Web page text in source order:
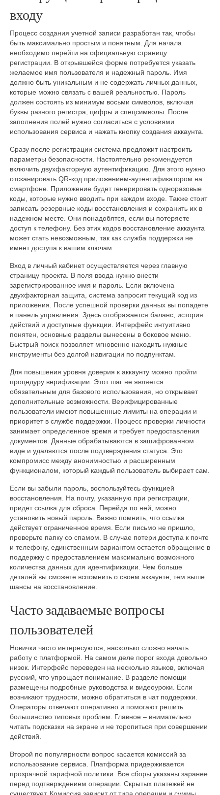
входу
Процесс создания учетной записи разработан так, чтобы
быть максимально простым и понятным. Для начала
необходимо перейти на официальную страницу
регистрации. В открывшейся форме потребуется указать
желаемое имя пользователя и надежный пароль. Имя
должно быть уникальным и не содержать личных данных,
которые можно связать с вашей реальностью. Пароль
должен состоять из минимум восьми символов, включая
буквы разного регистра, цифры и спецсимволы. После
заполнения полей нужно согласиться с условиями
использования сервиса и нажать кнопку создания аккаунта.
Сразу после регистрации система предложит настроить
параметры безопасности. Настоятельно рекомендуется
включить двухфакторную аутентификацию. Для этого нужно
отсканировать QR-код приложением-аутентификатором на
смартфоне. Приложение будет генерировать одноразовые
коды, которые нужно вводить при каждом входе. Также стоит
записать резервные коды восстановления и сохранить их в
надежном месте. Они понадобятся, если вы потеряете
доступ к телефону. Без этих кодов восстановление аккаунта
может стать невозможным, так как служба поддержки не
имеет доступа к вашим ключам.
Вход в личный кабинет осуществляется через главную
страницу проекта. В поля ввода нужно внести
зарегистрированное имя и пароль. Если включена
двухфакторная защита, система запросит текущий код из
приложения. После успешной проверки данных вы попадете
в панель управления. Здесь отображается баланс, история
действий и доступные функции. Интерфейс интуитивно
понятен, основные разделы вынесены в боковое меню.
Быстрый поиск позволяет мгновенно находить нужные
инструменты без долгой навигации по подпунктам.
Для повышения уровня доверия к аккаунту можно пройти
процедуру верификации. Этот шаг не является
обязательным для базового использования, но открывает
дополнительные возможности. Верифицированные
пользователи имеют повышенные лимиты на операции и
приоритет в службе поддержки. Процесс проверки личности
занимает определенное время и требует предоставления
документов. Данные обрабатываются в зашифрованном
виде и удаляются после подтверждения статуса. Это
компромисс между анонимностью и расширенным
функционалом, который каждый пользователь выбирает сам.
Если вы забыли пароль, воспользуйтесь функцией
восстановления. На почту, указанную при регистрации,
придет ссылка для сброса. Перейдя по ней, можно
установить новый пароль. Важно помнить, что ссылка
действует ограниченное время. Если письмо не пришло,
проверьте папку со спамом. В случае потери доступа к почте
и телефону, единственным вариантом остается обращение в
поддержку с предоставлением максимально возможного
количества данных для идентификации. Чем больше
деталей вы сможете вспомнить о своем аккаунте, тем выше
шансы на восстановление.
Часто задаваемые вопросы
пользователей
Новички часто интересуются, насколько сложно начать
работу с платформой. На самом деле порог входа довольно
низок. Интерфейс переведен на несколько языков, включая
русский, что упрощает понимание. В разделе помощи
размещены подробные руководства и видеоуроки. Если
возникают трудности, можно обратиться в чат поддержки.
Операторы отвечают оперативно и помогают решить
большинство типовых проблем. Главное – внимательно
читать подсказки на экране и не торопиться при совершении
действий.
Второй по популярности вопрос касается комиссий за
использование сервиса. Платформа придерживается
прозрачной тарифной политики. Все сборы указаны заранее
перед подтверждением операции. Скрытых платежей не